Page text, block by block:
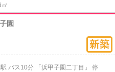
園
駅 バス10分 「浜甲子園二丁目」 停